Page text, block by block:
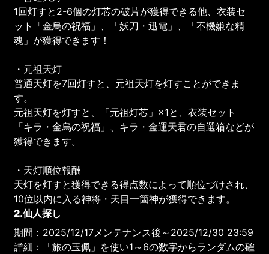
1回灯すと2-6個の灯芯の破片が獲得できる他、衣装セ
ット「金烏の祝福」、「妖刀・迅電」、「不機嫌な精
魂」が獲得できます！
・元祖天灯
普通天灯を7回灯すと、元祖天灯を灯すことができま
す。
元祖天灯を灯すと、「元祖灯芯」×1と、衣装セット
「キラ・金烏の祝福」、キラ・金運天君の自選箱などが
獲得できます。
・天灯順位報酬
天灯を灯すと獲得できる得点数によって順位づけされ、
10位以内に入る神将・天目一箇神が獲得できます。
2.仙人探し
期間：2025/12/17メンテナンス後～2025/12/30 23:59
詳細：「旅の玉佩」を使い1～6の数字からランダムの確